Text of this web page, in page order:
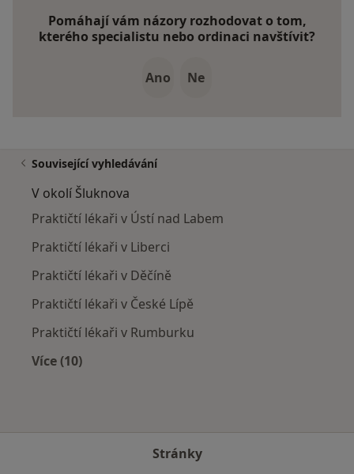
Pomáhají vám názory rozhodovat o tom,
kterého specialistu nebo ordinaci navštívit?
Ano Ne
Související vyhledávání
V okolí Šluknova
Praktičtí lékaři v Ústí nad Labem
Praktičtí lékaři v Liberci
Praktičtí lékaři v Děčíně
Praktičtí lékaři v České Lípě
Praktičtí lékaři v Rumburku
Více (10)
Stránky